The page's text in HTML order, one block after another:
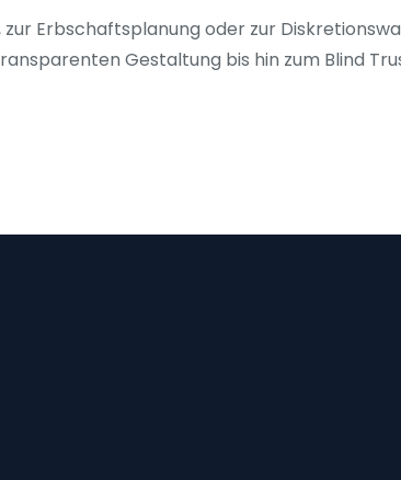
Erbschaftsplanung oder zur
Gestaltung bis hin zum Blind